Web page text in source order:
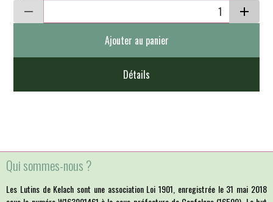
Ajouter au panier
Détails
Qui sommes-nous ?
Les Lutins de Kelach sont une association Loi 1901, enregistrée le 31 mai 2018